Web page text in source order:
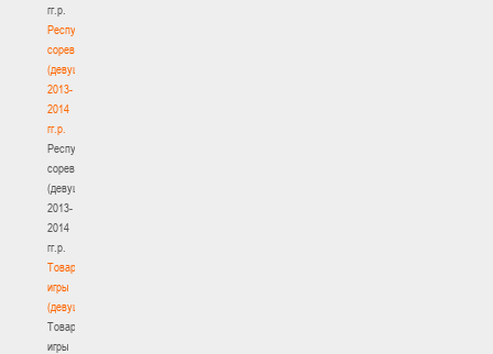
гг.р.
Республиканские
соревнования
(девушки)
2013-
2014
гг.р.
Республиканские
соревнования
(девушки)
2013-
2014
гг.р.
Товарищеские
игры
(девушки)
Товарищеские
игры